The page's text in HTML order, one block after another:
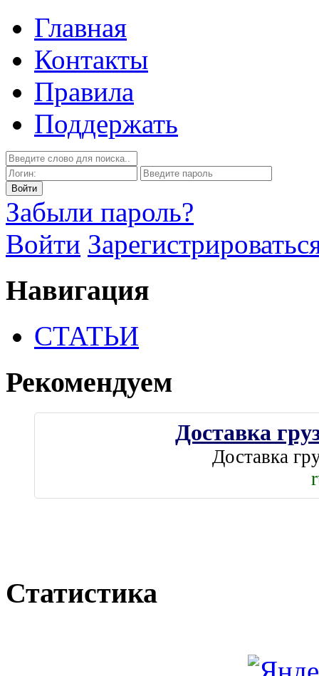
Главная
Контакты
Правила
Поддержать
Забыли пароль?
Войти
Навигация
СТАТЬИ
Рекомендуем
Доставка
Доставка
Статистика